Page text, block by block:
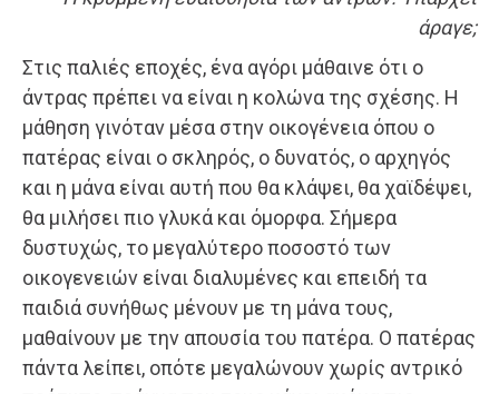
άραγε;
Στις παλιές εποχές, ένα αγόρι μάθαινε ότι ο
άντρας πρέπει να είναι η κολώνα της σχέσης. Η
μάθηση γινόταν μέσα στην οικογένεια όπου ο
πατέρας είναι ο σκληρός, ο δυνατός, ο αρχηγός
και η μάνα είναι αυτή που θα κλάψει, θα χαϊδέψει,
θα μιλήσει πιο γλυκά και όμορφα. Σήμερα
δυστυχώς, το μεγαλύτερο ποσοστό των
οικογενειών είναι διαλυμένες και επειδή τα
παιδιά συνήθως μένουν με τη μάνα τους,
μαθαίνουν με την απουσία του πατέρα. Ο πατέρας
πάντα λείπει, οπότε μεγαλώνουν χωρίς αντρικό